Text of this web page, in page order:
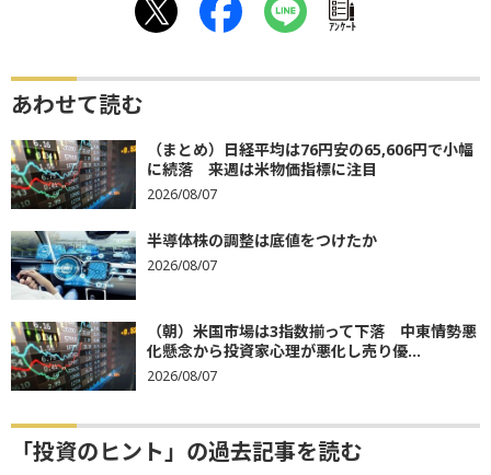
ｱﾝｹｰﾄ
あわせて読む
（まとめ）日経平均は76円安の65,606円で小幅
に続落 来週は米物価指標に注目
2026/08/07
半導体株の調整は底値をつけたか
2026/08/07
（朝）米国市場は3指数揃って下落 中東情勢悪
化懸念から投資家心理が悪化し売り優...
2026/08/07
「投資のヒント」の過去記事を読む